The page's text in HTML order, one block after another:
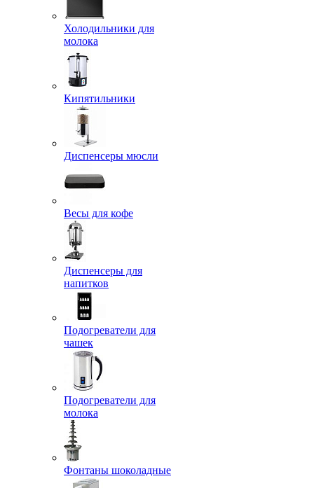
Холодильники для
молока
Кипятильники
Диспенсеры мюсли
Весы для кофе
Диспенсеры для
напитков
Подогреватели для
чашек
Подогреватели для
молока
Фонтаны шоколадные